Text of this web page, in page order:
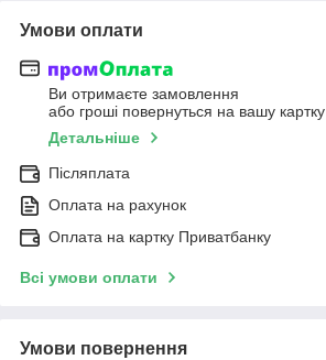
Умови оплати
Ви отримаєте замовлення
або гроші повернуться на вашу картку
Детальніше
Післяплата
Оплата на рахунок
Оплата на картку Приватбанку
Всі умови оплати
Умови повернення